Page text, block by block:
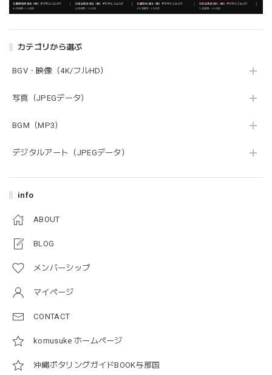
カテゴリから選ぶ
BGV・映像（4K/フルHD）
写真（JPEGデータ）
BGM（MP3）
デジタルアート（JPEGデータ）
info
ABOUT
BLOG
メンバーシップ
マイページ
CONTACT
komusuke ホームページ
沖縄ポタリングガイドBOOK与那国